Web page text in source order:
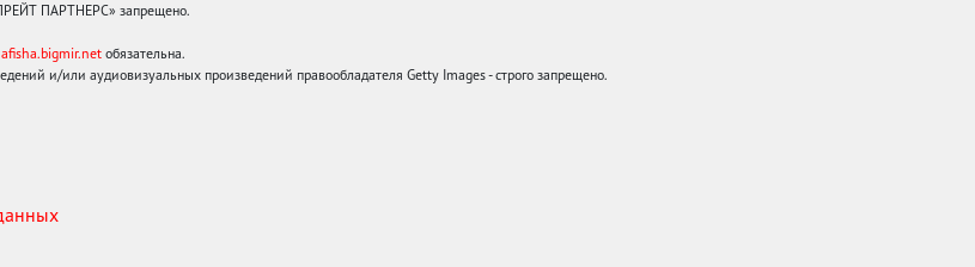
ПАРТНЕРС» запрещено.
afisha.bigmir.net обязательна.
и/или аудиовизуальных произведений правообладателя Getty Images - строго запрещено.